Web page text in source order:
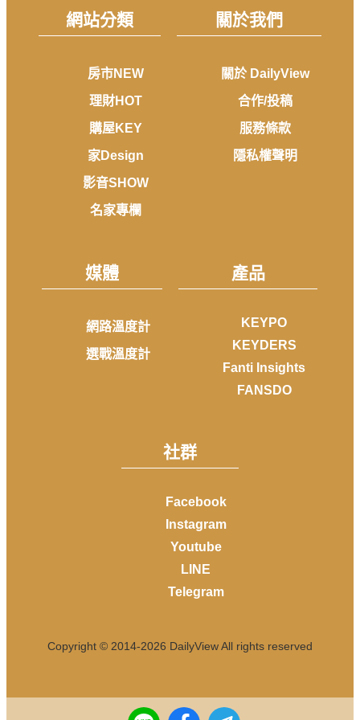
網站分類
房市NEW
理財HOT
購屋KEY
家Design
影音SHOW
名家專欄
關於我們
關於 DailyView
合作/投稿
服務條款
隱私權聲明
媒體
網路溫度計
選戰溫度計
產品
KEYPO
KEYDERS
Fanti Insights
FANSDO
社群
Facebook
Instagram
Youtube
LINE
Telegram
Copyright © 2014-2026 DailyView All rights reserved